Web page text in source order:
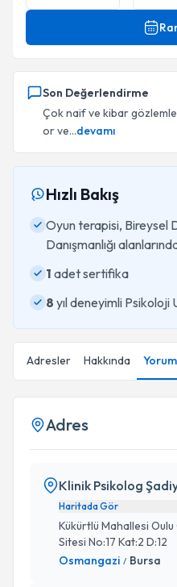
Son Değerlendirme
Çok naif ve kibar
or ve...devamı
Hızlı Bakış
Oyun terapisi, Bireysel
Danışmanlığı
1 adet sertifika
8 yıl deneyimli Psikoloji
Adresler Hakkında
Adres
Klinik Psikolog
Haritada Gör
Kükürtlü Mahallesi
Sitesi No:17 Kat:2 D:12
Osmangazi / Bursa